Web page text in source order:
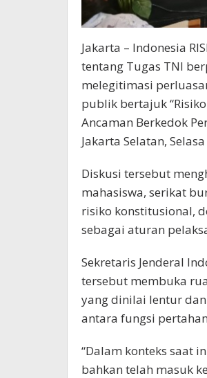
Jakarta – Indonesia
tentang Tugas TNI
melegitimasi
publik bertajuk
Ancaman Berkedok
Jakarta Selatan,
Diskusi tersebut
mahasiswa, serikat
risiko konstitusional,
sebagai aturan
Sekretaris Jenderal
tersebut membuka
yang dinilai lentur
antara fungsi
“Dalam konteks saat
bahkan telah masuk